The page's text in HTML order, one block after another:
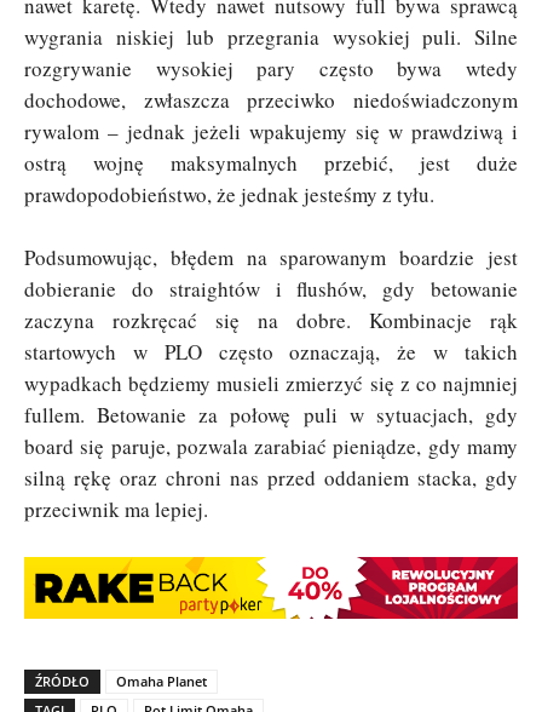
nawet karetę. Wtedy nawet nutsowy full bywa sprawcą
wygrania niskiej lub przegrania wysokiej puli. Silne
rozgrywanie wysokiej pary często bywa wtedy
dochodowe, zwłaszcza przeciwko niedoświadczonym
rywalom – jednak jeżeli wpakujemy się w prawdziwą i
ostrą wojnę maksymalnych przebić, jest duże
prawdopodobieństwo, że jednak jesteśmy z tyłu.
Podsumowując, błędem na sparowanym boardzie jest
dobieranie do straightów i flushów, gdy betowanie
zaczyna rozkręcać się na dobre. Kombinacje rąk
startowych w PLO często oznaczają, że w takich
wypadkach będziemy musieli zmierzyć się z co najmniej
fullem. Betowanie za połowę puli w sytuacjach, gdy
board się paruje, pozwala zarabiać pieniądze, gdy mamy
silną rękę oraz chroni nas przed oddaniem stacka, gdy
przeciwnik ma lepiej.
ŹRÓDŁO
Omaha Planet